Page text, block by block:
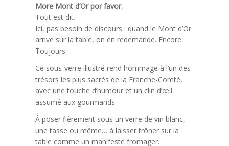
More Mont d’Or por favor.
Tout est dit.
Ici, pas besoin de discours : quand le Mont d’Or
arrive sur la table, on en redemande. Encore.
Toujours.
Ce sous-verre illustré rend hommage à l’un des
trésors les plus sacrés de la Franche-Comté,
avec une touche d’humour et un clin d’œil
assumé aux gourmands
À poser fièrement sous un verre de vin blanc,
une tasse ou même… à laisser trôner sur la
table comme un manifeste fromager.